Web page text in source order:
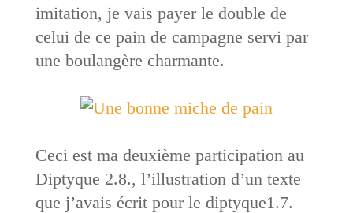
imitation, je vais payer le double de
celui de ce pain de campagne servi par
une boulangère charmante.
Ceci est ma deuxième participation au
Diptyque 2.8., l’illustration d’un texte
que j’avais écrit pour le diptyque1.7.